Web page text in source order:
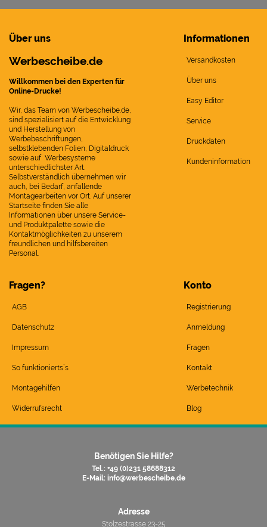
Über uns
Werbescheibe.de
Willkommen bei den Experten für
Online-Drucke!
Wir, das Team von Werbescheibe.de,
sind spezialisiert auf die Entwicklung
und Herstellung von
Werbebeschriftungen,
selbstklebenden Folien, Digitaldruck
sowie auf Werbesysteme
unterschiedlichster Art.
Selbstverständlich übernehmen wir
auch, bei Bedarf, anfallende
Montagearbeiten vor Ort. Auf unserer
Startseite finden Sie alle
Informationen über unsere Service-
und Produktpalette sowie die
Kontaktmöglichkeiten zu unserem
freundlichen und hilfsbereiten
Personal.
Informationen
Versandkosten
Über uns
Easy Editor
Service
Druckdaten
Kundeninformation
Fragen?
AGB
Datenschutz
Impressum
So funktionierts`s
Montagehilfen
Widerrufsrecht
Konto
Registrierung
Anmeldung
Fragen
Kontakt
Werbetechnik
Blog
Benötigen Sie Hilfe?
Tel.: +49 (0)231 58688312
E-Mail: info@werbescheibe.de
Adresse
Stolzestrasse 23-25